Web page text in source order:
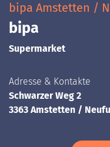
bipa Amstetten /
bipa
Supermarket
Adresse & Kontakte
Schwarzer Weg 2
3363 Amstetten /